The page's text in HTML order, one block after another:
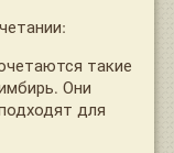
такие
Они
для